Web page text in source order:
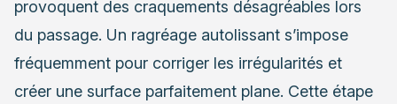
provoquent des craquements désagréables lors
du passage. Un ragréage autolissant s’impose
fréquemment pour corriger les irrégularités et
créer une surface parfaitement plane. Cette étape